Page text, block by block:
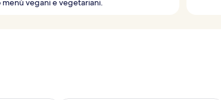
vegani e vegetariani.